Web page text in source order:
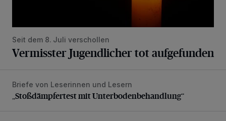
Seit dem 8. Juli verschollen
Vermisster Jugendlicher tot aufgefunden
„Stoßdämpfertest mit Unterbodenbehandlung“
Briefe von Leserinnen und Lesern
„Stoßdämpfertest mit Unterbodenbehandlung“